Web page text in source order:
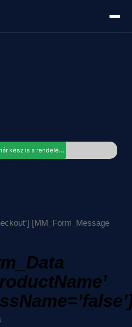
Add meg adataidat és már kész is a rendelés...
[MM_Form_Message